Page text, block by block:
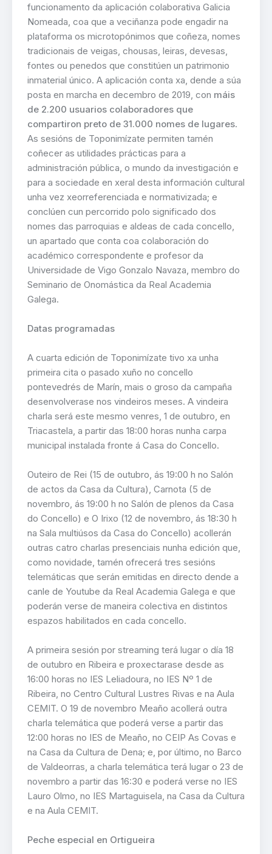
funcionamento da aplicación colaborativa Galicia
Nomeada, coa que a veciñanza pode engadir na
plataforma os microtopónimos que coñeza, nomes
tradicionais de veigas, chousas, leiras, devesas,
fontes ou penedos que constitúen un patrimonio
inmaterial único. A aplicación conta xa, dende a súa
posta en marcha en decembro de 2019, con máis
de 2.200 usuarios colaboradores que
compartiron preto de 31.000 nomes de lugares.
As sesións de Toponimízate permiten tamén
coñecer as utilidades prácticas para a
administración pública, o mundo da investigación e
para a sociedade en xeral desta información cultural
unha vez xeorreferenciada e normativizada; e
conclúen cun percorrido polo significado dos
nomes das parroquias e aldeas de cada concello,
un apartado que conta coa colaboración do
académico correspondente e profesor da
Universidade de Vigo Gonzalo Navaza, membro do
Seminario de Onomástica da Real Academia
Galega.
Datas programadas
A cuarta edición de Toponimízate tivo xa unha
primeira cita o pasado xuño no concello
pontevedrés de Marín, mais o groso da campaña
desenvolverase nos vindeiros meses. A vindeira
charla será este mesmo venres, 1 de outubro, en
Triacastela, a partir das 18:00 horas nunha carpa
municipal instalada fronte á Casa do Concello.
Outeiro de Rei (15 de outubro, ás 19:00 h no Salón
de actos da Casa da Cultura), Carnota (5 de
novembro, ás 19:00 h no Salón de plenos da Casa
do Concello) e O Irixo (12 de novembro, ás 18:30 h
na Sala multiúsos da Casa do Concello) acollerán
outras catro charlas presenciais nunha edición que,
como novidade, tamén ofrecerá tres sesións
telemáticas que serán emitidas en directo dende a
canle de Youtube da Real Academia Galega e que
poderán verse de maneira colectiva en distintos
espazos habilitados en cada concello.
A primeira sesión por streaming terá lugar o día 18
de outubro en Ribeira e proxectarase desde as
16:00 horas no IES Leliadoura, no IES Nº 1 de
Ribeira, no Centro Cultural Lustres Rivas e na Aula
CEMIT. O 19 de novembro Meaño acollerá outra
charla telemática que poderá verse a partir das
12:00 horas no IES de Meaño, no CEIP As Covas e
na Casa da Cultura de Dena; e, por último, no Barco
de Valdeorras, a charla telemática terá lugar o 23 de
novembro a partir das 16:30 e poderá verse no IES
Lauro Olmo, no IES Martaguisela, na Casa da Cultura
e na Aula CEMIT.
Peche especial en Ortigueira